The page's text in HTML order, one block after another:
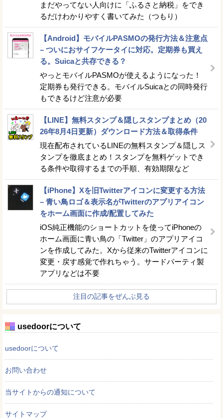
まだやってない人向けに「ふるさと納税」をでき
るだけわかりやすく書いてみた（つもり）
【Android】モバイルPASMOの発行方法＆注意点
– ついにおサイフケータイに対応。定期券も買え
る。Suicaと共存できる？
やっとモバイルPASMOが使えるようになった！
定期券も発行できる。モバイルSuicaとの同時発行
もできるけど注意が必要
【LINE】無料スタンプ＆隠しスタンプまとめ（20
26年8月4日更新）ダウンロード方法＆取得条件
現在配布されているLINEの無料スタンプ＆隠しス
タンプを徹底まとめ！スタンプを無料ゲットでき
る条件や取得するまでの手順、有効期限など
【iPhone】Xを旧Twitterアイコンに変更する方法
– 青い鳥ロゴ＆表示名がTwitterのアプリアイコン
をホーム画面に作成/配置してみた
iOS純正機能のショートカットを使ってiPhoneの
ホーム画面に青い鳥の「Twitter」のアプリアイコ
ンを作成してみた。Xから従来のTwitterアイコンに
変更・戻す感覚で作れちゃう。サードパーティ製
アプリなどは不要
注目の記事をぜんぶ見る
usedoorについて
usedoorについて
お問い合わせ
当サイトからの通知について
サイトマップ